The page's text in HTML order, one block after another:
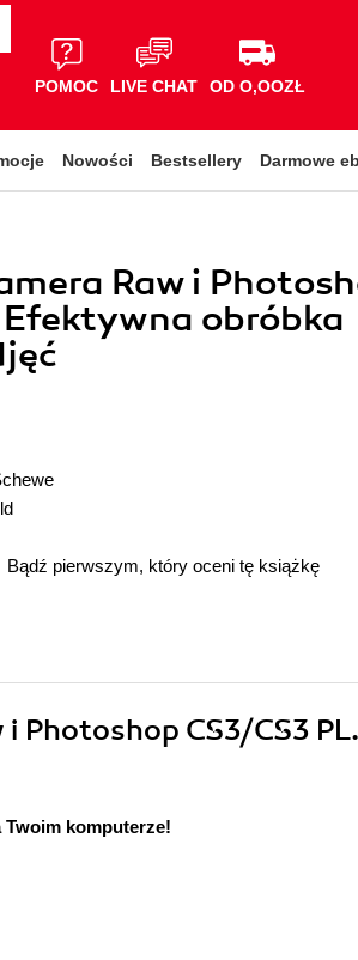
POMOC LIVE CHAT OD O,OOZŁ
Nowości Bestsellery Darmowe
Raw i
Efektywna obróbka
Bądź pierwszym, który oceni tę książkę
i Photoshop CS3/CS3
komputerze!